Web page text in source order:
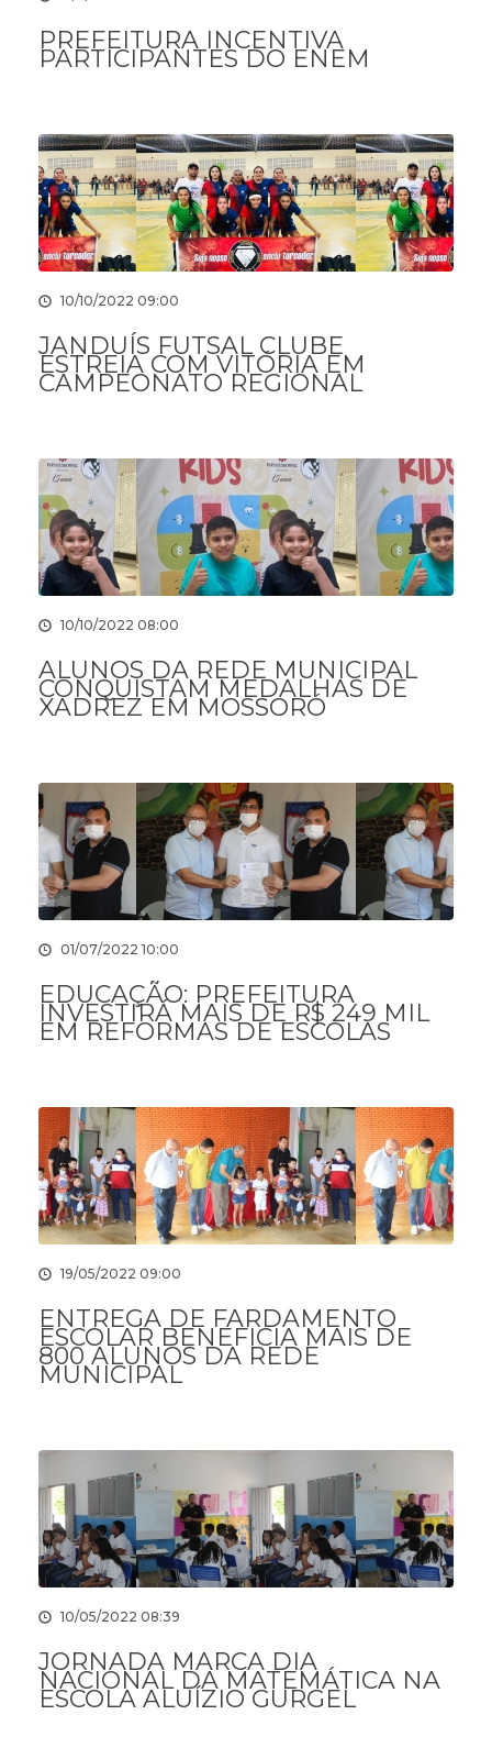
PREFEITURA INCENTIVA
PARTICIPANTES DO ENEM
10/10/2022 09:00
JANDUÍS FUTSAL CLUBE
ESTREIA COM VITÓRIA EM
CAMPEONATO REGIONAL
10/10/2022 08:00
ALUNOS DA REDE MUNICIPAL
CONQUISTAM MEDALHAS DE
XADREZ EM MOSSORÓ
01/07/2022 10:00
EDUCAÇÃO: PREFEITURA
INVESTIRÁ MAIS DE R$ 249 MIL
EM REFORMAS DE ESCOLAS
19/05/2022 09:00
ENTREGA DE FARDAMENTO
ESCOLAR BENEFICIA MAIS DE
800 ALUNOS DA REDE
MUNICIPAL
10/05/2022 08:39
JORNADA MARCA DIA
NACIONAL DA MATEMÁTICA NA
ESCOLA ALUÍZIO GURGEL